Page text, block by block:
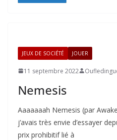
JEUX DE SOCIÉTÉ JOUER
11 septembre 2022
Nemesis
Aaaaaaah Nemesis (par
j’avais très envie d’essayer
prix prohibitif lié à